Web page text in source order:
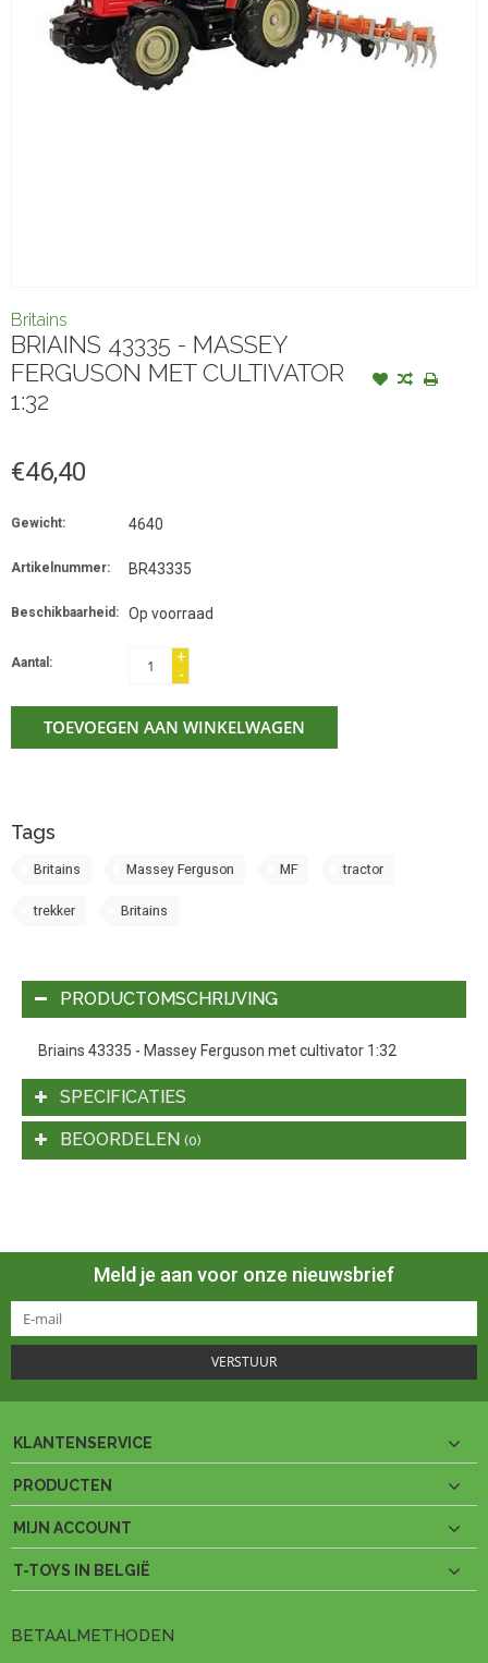
Britains
BRIAINS 43335 - MASSEY
FERGUSON MET CULTIVATOR
1:32
€46,40
Gewicht: 4640
Artikelnummer: BR43335
Beschikbaarheid: Op voorraad
Aantal:
+
-
TOEVOEGEN AAN WINKELWAGEN
Tags
Britains Massey Ferguson MF tractor
trekker Britains
PRODUCTOMSCHRIJVING
Briains 43335 - Massey Ferguson met cultivator 1:32
SPECIFICATIES
BEOORDELEN (0)
Meld je aan voor onze nieuwsbrief
VERSTUUR
KLANTENSERVICE
PRODUCTEN
MIJN ACCOUNT
T-TOYS IN BELGIË
BETAALMETHODEN